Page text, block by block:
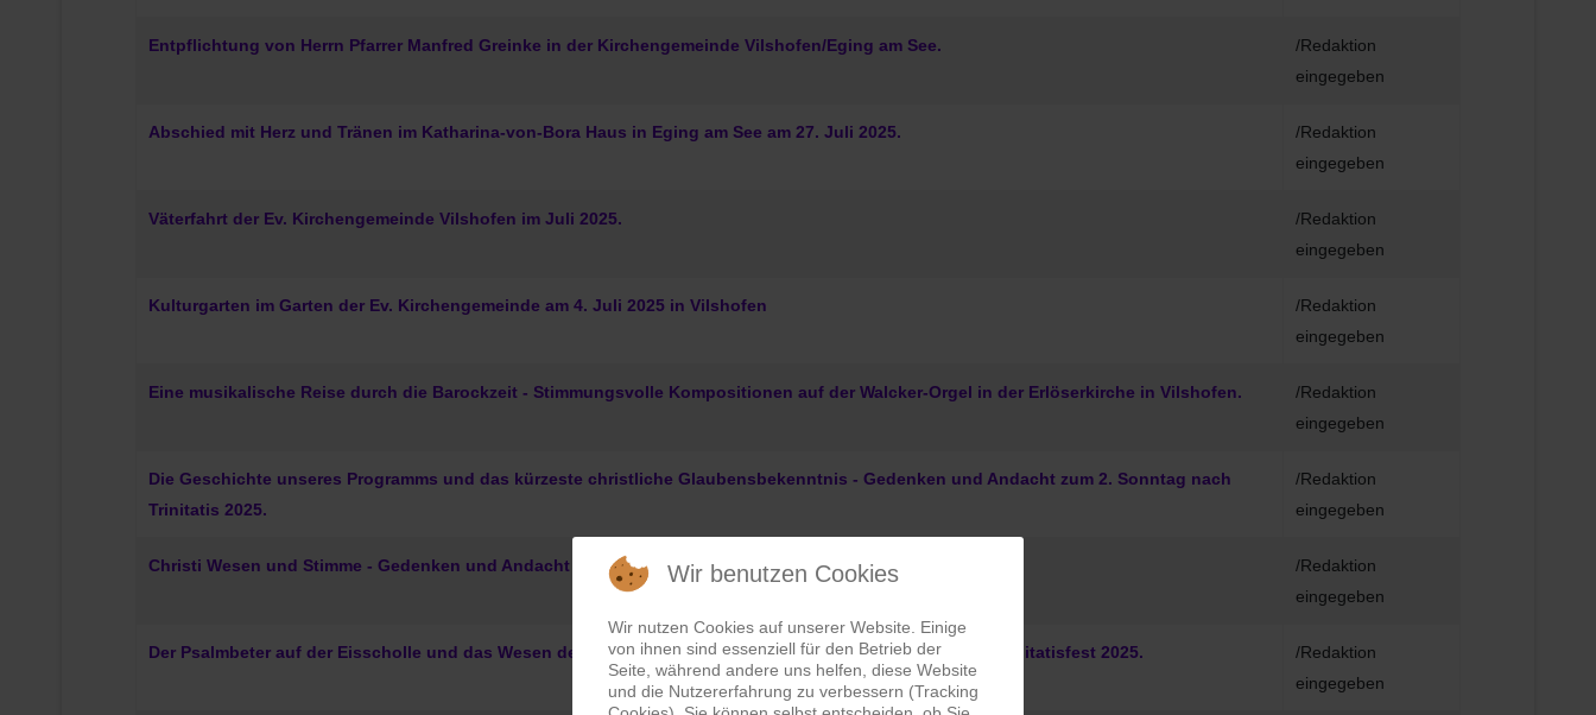
Entpflichtung von Herrn Pfarrer Manfred Greinke in der Kirchengemeinde Vilshofen/Eging am See.
/Redaktion
eingegeben
Abschied mit Herz und Tränen im Katharina-von-Bora Haus in Eging am See am 27. Juli 2025.
/Redaktion
eingegeben
Väterfahrt der Ev. Kirchengemeinde Vilshofen im Juli 2025.
/Redaktion
eingegeben
Kulturgarten im Garten der Ev. Kirchengemeinde am 4. Juli 2025 in Vilshofen
/Redaktion
eingegeben
Eine musikalische Reise durch die Barockzeit - Stimmungsvolle Kompositionen auf der Walcker-Orgel in der Erlöserkirche in Vilshofen.
/Redaktion
eingegeben
Die Geschichte unseres Programms und das kürzeste christliche Glaubensbekenntnis - Gedenken und Andacht zum 2. Sonntag nach
Trinitatis 2025.
/Redaktion
eingegeben
Christi Wesen und Stimme - Gedenken und Andacht zum 1. Sonntag nach Trinitatis 2025.
/Redaktion
eingegeben
Der Psalmbeter auf der Eisscholle und das Wesen des Dreieinigen Gottes - Gedenken und Andacht zum Trinitatisfest 2025.
/Redaktion
eingegeben
Wir benutzen Cookies
Wir nutzen Cookies auf unserer Website. Einige
von ihnen sind essenziell für den Betrieb der
Seite, während andere uns helfen, diese Website
und die Nutzererfahrung zu verbessern (Tracking